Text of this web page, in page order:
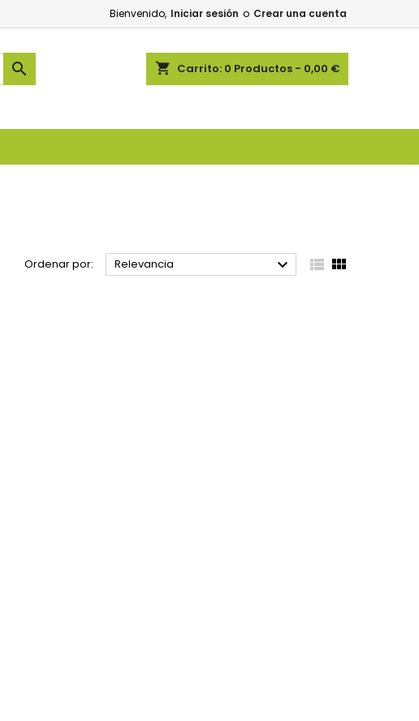
Bienvenido, Iniciar sesión o Crear una cuenta
shopping_cart Carrito: 0 Productos - 0,00 €

Ordenar por: Relevancia   